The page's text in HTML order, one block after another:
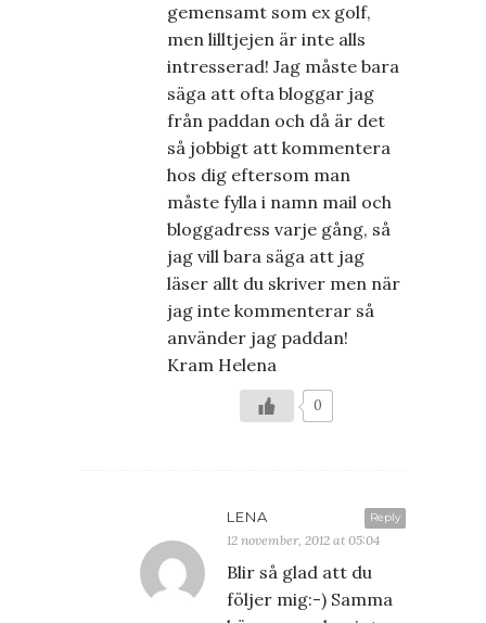
gemensamt som ex golf,
men lilltjejen är inte alls
intresserad! Jag måste bara
säga att ofta bloggar jag
från paddan och då är det
så jobbigt att kommentera
hos dig eftersom man
måste fylla i namn mail och
bloggadress varje gång, så
jag vill bara säga att jag
läser allt du skriver men när
jag inte kommenterar så
använder jag paddan!
Kram Helena
0
Reply
LENA
12 november, 2012 at 05:04
Blir så glad att du
följer mig:-) Samma